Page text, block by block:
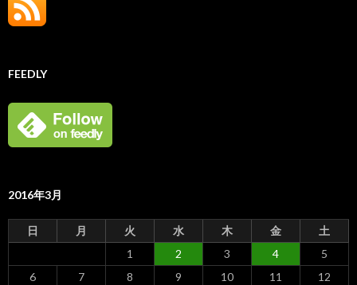
FEEDLY
2016年3月
日 月 火 水 木 金 土
1 2 3 4
5
6
7 8 9 10 11
12